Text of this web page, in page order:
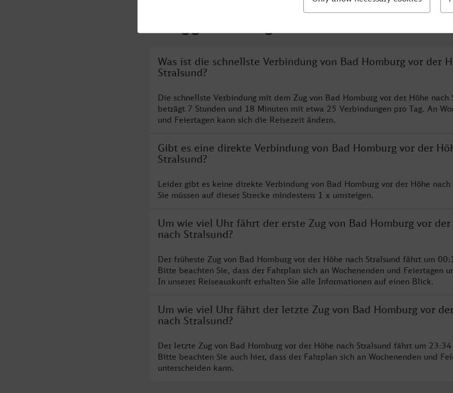
Was ist die schnellste Verbindung von Bad Homburg vor der
Stralsund?
Die schnellste Verbindung mit dem Zug von Bad Homburg vor der Höhe nach
beträgt 7 Stunden und 18 Minuten mit etwa 25 Verbindungen pro Tag. An
und Feiertagen kann sich die Reisezeit ändern.
Gibt es eine direkte Verbindung von Bad Homburg vor der
Stralsund?
Leider gibt es keine direkte Verbindung von Bad Homburg vor der Höhe nach
Sie müssen auf dieser Strecke mindestens 1 x umsteigen.
Um wie viel Uhr fährt der erste Zug von Bad Homburg vor der
nach Stralsund?
Der früheste Zug von Bad Homburg vor der Höhe nach Stralsund fährt um
Bitte beachten Sie, dass der Fahrplan sich an Wochenenden und Feiertagen
In unserer Reiseauskunft erhalten Sie alle Informationen auf einen Blick.
Um wie viel Uhr fährt der letzte Zug von Bad Homburg vor
nach Stralsund?
Der letzte Zug von Bad Homburg vor der Höhe nach Stralsund fährt um
Bitte beachten Sie auch hier, dass der Fahrplan sich an Wochenenden und
unterscheiden kann.